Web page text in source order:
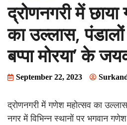
द्रोणनगरी में
का उल्लास,
बप्पा मोरया’ के
September 22, 2023
द्रोणनगरी में गणेश महोत्सव का
नगर में विभिन्न स्थानों पर भगवान